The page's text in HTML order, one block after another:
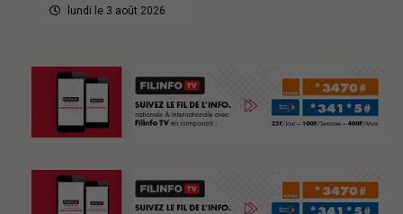
lundi le 3 août 2026